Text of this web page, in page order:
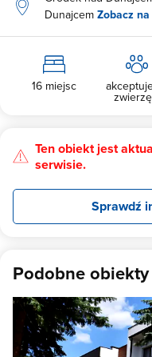
Dunajcem Zobacz
16 miejsc
Ten obiekt jest
serwisie.
Sprawdź
Podobne obiekty